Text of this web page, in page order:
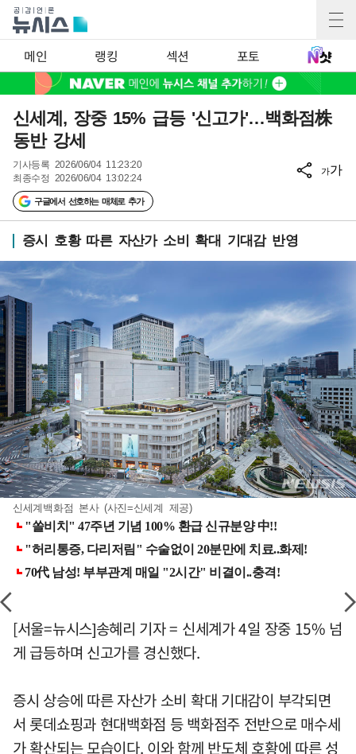
메인 랭킹 섹션 포토
신세계, 장중 15% 급등 '신고가'…백화점株
동반 강세
기사등록 2026/06/04 11:23:20
최종수정 2026/06/04 13:02:24
구글에서 선호하는 매체로 추가
가가
증시 호황 따른 자산가 소비 확대 기대감 반영
신세계백화점 본사 (사진=신세계 제공)
[서울=뉴시스]송혜리 기자 = 신세계가 4일 장중 15% 넘
게 급등하며 신고가를 경신했다.
증시 상승에 따른 자산가 소비 확대 기대감이 부각되면
서 롯데쇼핑과 현대백화점 등 백화점주 전반으로 매수세
가 확산되는 모습이다. 이와 함께 반도체 호황에 따른 성